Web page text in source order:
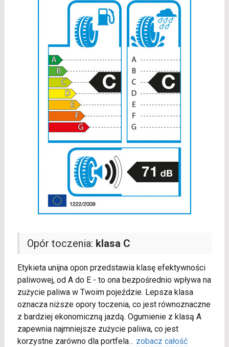
Opór toczenia: klasa C
Etykieta unijna opon przedstawia klasę efektywności
paliwowej, od A do E - to ona bezpośrednio wpływa na
zużycie paliwa w Twoim pojeździe. Lepsza klasa
oznacza niższe opory toczenia, co jest równoznaczne
z bardziej ekonomiczną jazdą. Ogumienie z klasą A
zapewnia najmniejsze zużycie paliwa, co jest
korzystne zarówno dla portfela... zobacz całość